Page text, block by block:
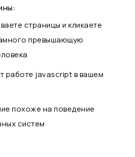
страницы и кликаете
превышающую
работе javascript в вашем
похоже на поведение
систем